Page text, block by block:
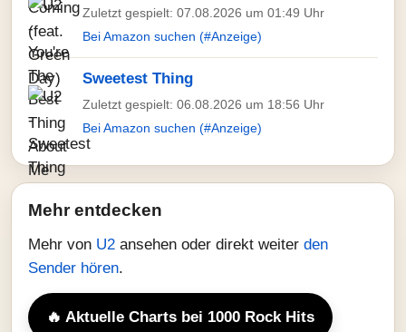
Zuletzt gespielt: 07.08.2026 um 01:49 Uhr
Bei Amazon suchen (#Anzeige)
Sweetest Thing
Zuletzt gespielt: 06.08.2026 um 18:56 Uhr
Bei Amazon suchen (#Anzeige)
Mehr entdecken
Mehr von U2 ansehen oder direkt weiter den
Sender hören.
🔥 Aktuelle Charts bei 1000 Rock Hits